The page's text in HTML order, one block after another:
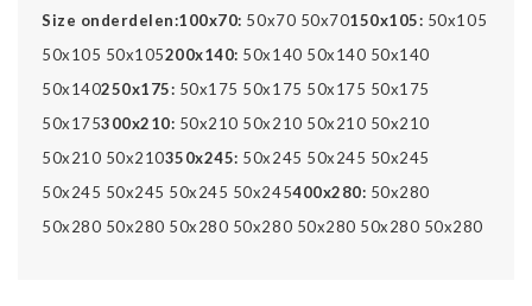
Size onderdelen:100x70: 50x70 50x70150x105: 50x105
50x105 50x105200x140: 50x140 50x140 50x140
50x140250x175: 50x175 50x175 50x175 50x175
50x175300x210: 50x210 50x210 50x210 50x210
50x210 50x210350x245: 50x245 50x245 50x245
50x245 50x245 50x245 50x245400x280: 50x280
50x280 50x280 50x280 50x280 50x280 50x280 50x280